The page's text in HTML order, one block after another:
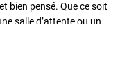
bien pensé. Que ce soit
salle d’attente ou un